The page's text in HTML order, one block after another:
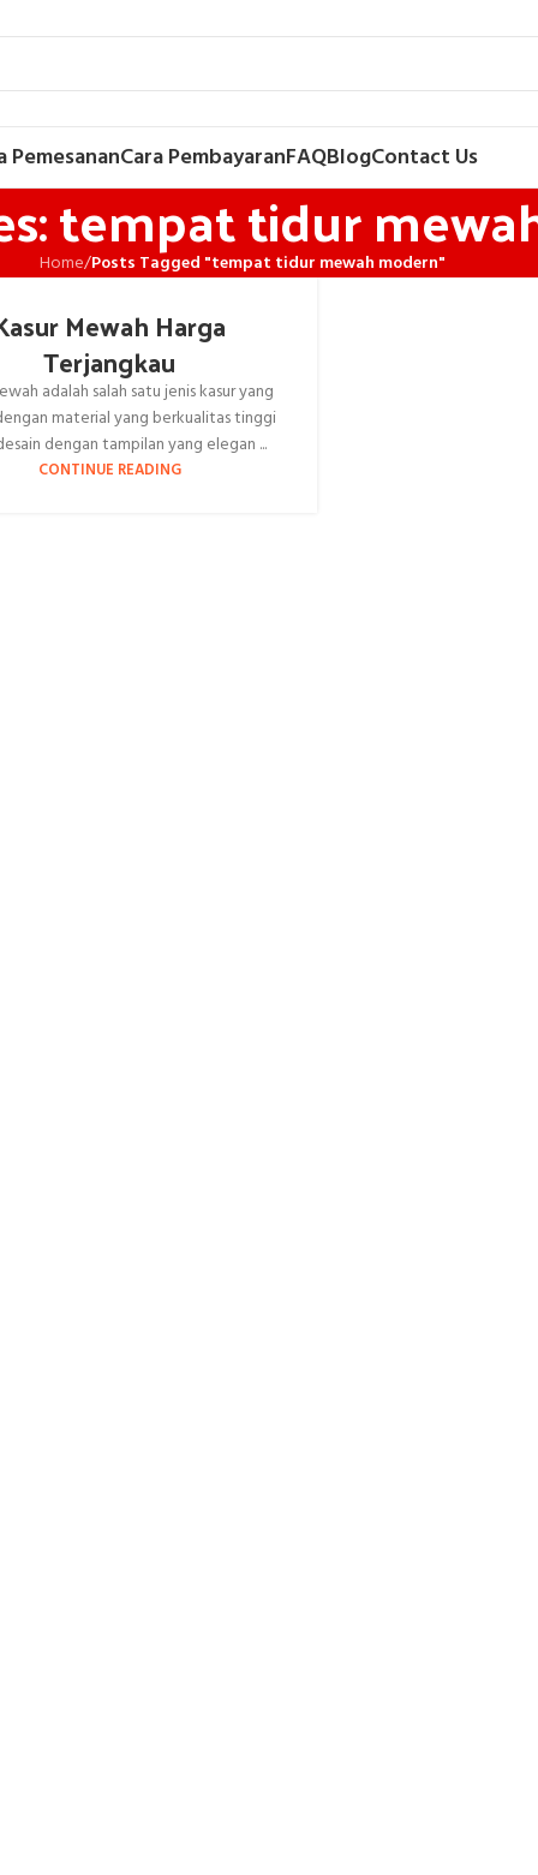
PemesananCara PembayaranFAQBlogContact Us
tempat tidur
Home/Posts Tagged "tempat tidur mewah modern"
Mewah Harga
Terjangkau
adalah salah satu jenis kasur yang
material yang berkualitas tinggi
dengan tampilan yang elegan ...
CONTINUE READING